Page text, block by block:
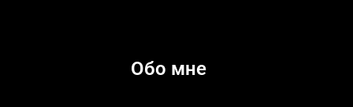
Обо мне